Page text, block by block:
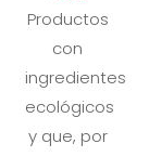
Productos
con
ingredientes
ecológicos
y que, por